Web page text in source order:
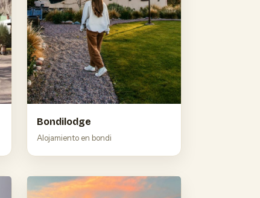
Bondilodge
Alojamiento en bondi